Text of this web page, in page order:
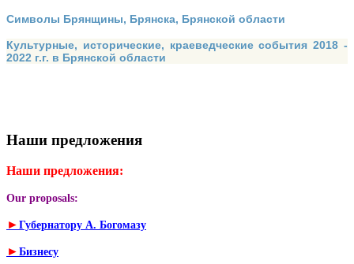
Символы Брянщины, Брянска, Брянской области
Культурные, исторические, краеведческие события 2018 -
2022 г.г. в Брянской области
Наши предложения
Наши предложения:
Our proposals:
► Губернатору А. Богомазу
► Бизнесу